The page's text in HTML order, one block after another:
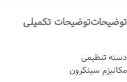
توضیحاتتوضیحات تکمیلی
دسته تنظیمی
مکانیزم سینکرون